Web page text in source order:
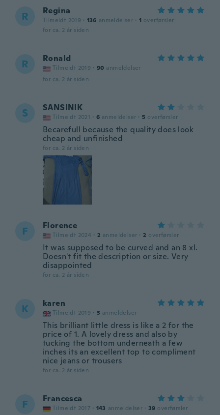
R Regina
Tilmeldt 2019 · 136 anmeldelser · 1 overførsler
for ca. 2 år siden
R Ronald
Tilmeldt 2019 · 90 anmeldelser
for ca. 2 år siden
S SANSINIK
Tilmeldt 2021 · 6 anmeldelser · 5 overførsler
Becarefull because the quality does look
cheap and unfinished
for ca. 2 år siden
F Florence
Tilmeldt 2024 · 2 anmeldelser · 2 overførsler
It was supposed to be curved and an 8 xl.
Doesn't fit the description or size. Very
disappointed
for ca. 2 år siden
K karen
Tilmeldt 2019 · 3 anmeldelser
This brilliant little dress is like a 2 for the
price of 1. A lovely dress and also by
tucking the bottom underneath a few
inches its an excellent top to compliment
nice jeans or trousers
for ca. 2 år siden
F Francesca
Tilmeldt 2017 · 143 anmeldelser · 39 overførsler